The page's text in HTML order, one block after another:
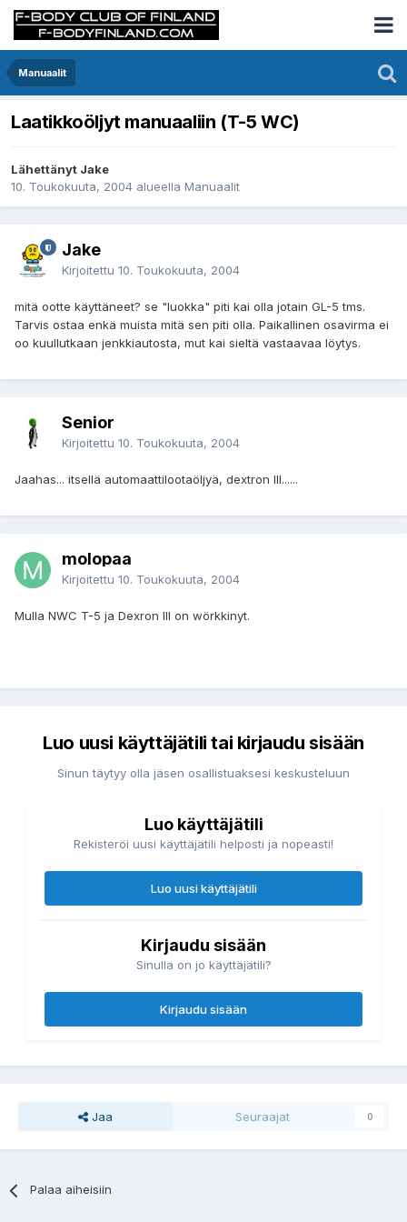
Manuaalit
Laatikkoöljyt manuaaliin (T-5 WC)
Lähettänyt Jake
10. Toukokuuta, 2004 alueella Manuaalit
Jake
Kirjoitettu 10. Toukokuuta, 2004
mitä ootte käyttäneet? se "luokka" piti kai olla jotain GL-5 tms.
Tarvis ostaa enkä muista mitä sen piti olla. Paikallinen osavirma ei
oo kuullutkaan jenkkiautosta, mut kai sieltä vastaavaa löytys.
Senior
Kirjoitettu 10. Toukokuuta, 2004
Jaahas... itsellä automaattilootaöljyä, dextron III......
molopaa
Kirjoitettu 10. Toukokuuta, 2004
Mulla NWC T-5 ja Dexron III on wörkkinyt.
Luo uusi käyttäjätili tai kirjaudu sisään
Sinun täytyy olla jäsen osallistuaksesi keskusteluun
Luo käyttäjätili
Rekisteröi uusi käyttäjätili helposti ja nopeasti!
Luo uusi käyttäjätili
Kirjaudu sisään
Sinulla on jo käyttäjätili?
Kirjaudu sisään
Jaa Seuraajat 0
Palaa aiheisiin